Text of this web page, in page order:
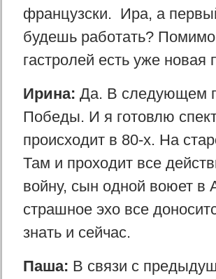
французски. Ира, a
будешь работать?
гастролей есть уже новая
Ирина: Да. В следующем
Победы. И я готовлю
происходит в 80-x. На
Там и проходит все
войну, сын одной воюет в
страшное эхо все
знать и сейчас.
Паша: В связи с